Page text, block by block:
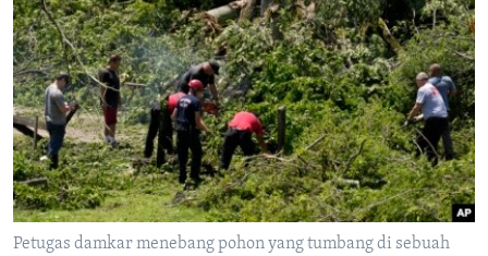
Petugas damkar menebang pohon yang tumbang di sebuah